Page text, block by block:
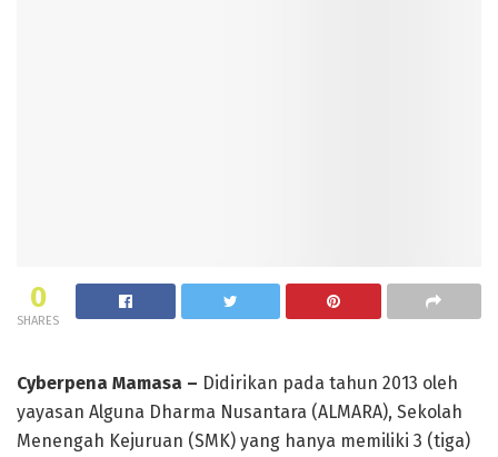
0
SHARES
Cyberpena Mamasa – Didirikan pada tahun 2013 oleh
yayasan Alguna Dharma Nusantara (ALMARA), Sekolah
Menengah Kejuruan (SMK) yang hanya memiliki 3 (tiga)